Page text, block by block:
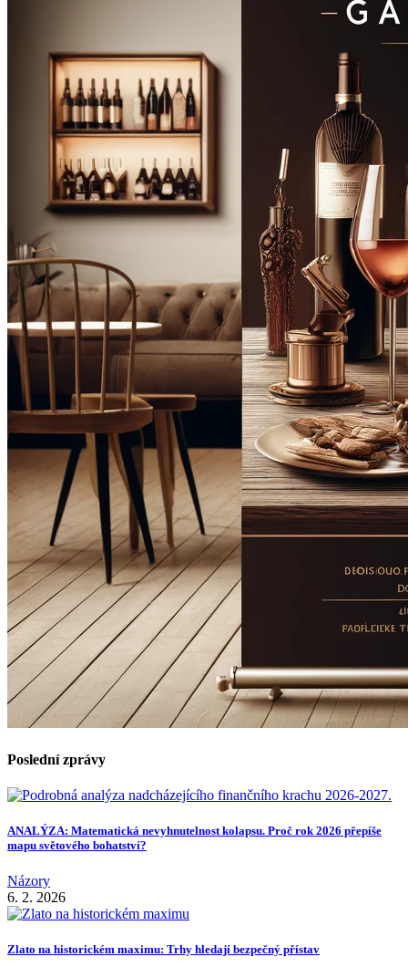
Poslední zprávy
ANALÝZA: Matematická nevyhnutelnost kolapsu. Proč rok 2026 přepíše
mapu světového bohatství?
Názory
6. 2. 2026
Zlato na historickém maximu: Trhy hledají bezpečný přístav